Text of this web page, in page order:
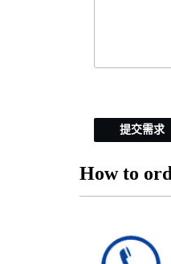
提交需求
How to